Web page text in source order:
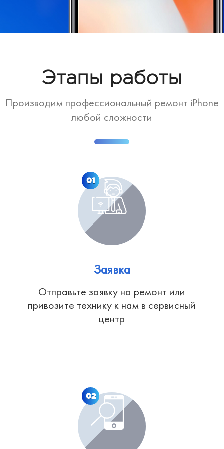
Этапы работы
Производим профессиональный ремонт iPhone
любой сложности
01
Заявка
Отправьте заявку на ремонт или
привозите технику к нам в сервисный
центр
02